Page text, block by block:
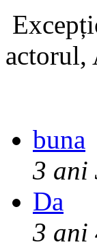
actorul,
buna
3 ani
Da
3 ani